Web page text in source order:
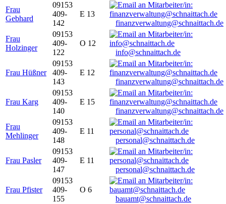
Frau
Gebhard
09153
409-
142
E 13
finanzverwaltung@schnaittach.de
Frau
Holzinger
09153
409-
122
O 12
info@schnaittach.de
Frau Hüßner
09153
409-
143
E 12
finanzverwaltung@schnaittach.de
Frau Karg
09153
409-
140
E 15
finanzverwaltung@schnaittach.de
Frau
Mehlinger
09153
409-
148
E 11
personal@schnaittach.de
Frau Pasler
09153
409-
147
E 11
personal@schnaittach.de
Frau Pfister
09153
409-
155
O 6
bauamt@schnaittach.de